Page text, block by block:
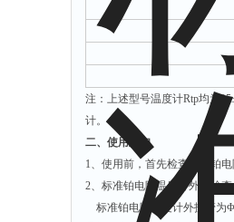
注：上述型号温度计Rtp均为
计。
二、使用须知
1、使用前，首先检查标准铂
2、标准铂电阻温度计外观检查
标准铂电阻温度计外护管为